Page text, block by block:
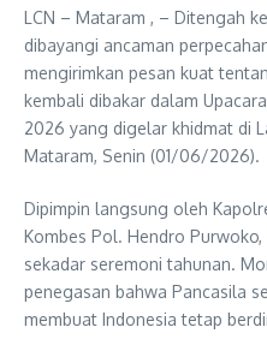
LCN – Mataram , – Ditengah
dibayangi ancaman
mengirimkan pesan kuat
kembali dibakar dalam
2026 yang digelar khidmat di
Mataram, Senin (01/06/2026).
Dipimpin langsung oleh
Kombes Pol. Hendro Purwoko,
sekadar seremoni tahunan.
penegasan bahwa Pancasila
membuat Indonesia tetap